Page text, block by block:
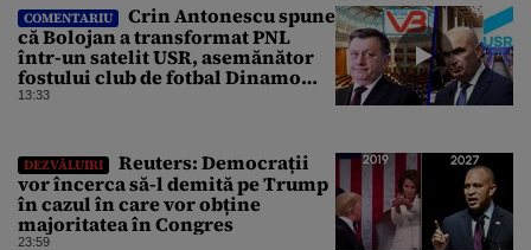
COMENTARIU
Crin Antonescu spune
că Bolojan a transformat PNL
într-un satelit USR, asemănător
fostului club de fotbal Dinamo
Victoria, care a aparținut Miliției
13:33
DEZVĂLUIRI
Reuters: Democrații
vor încerca să-l demită pe Trump
în cazul în care vor obține
majoritatea în Congres
23:59